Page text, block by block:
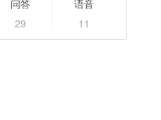
问答
29
语音
11